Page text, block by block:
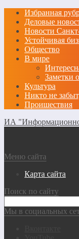
Избранная
Деловые
Новости
Устойчивая
Общество
В мире
Заметки
Культура
Никто не
Проишествия
ИА
Меню сайта
Карта сайта
Поиск по сайту
Мы в социальных